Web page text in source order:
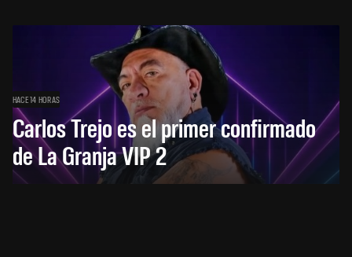
HACE 14 HORAS
Carlos Trejo es el primer confirmado
de La Granja VIP 2